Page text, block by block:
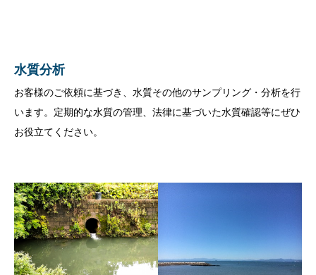
水質分析
お客様のご依頼に基づき、水質その他のサンプリング・分析を行
います。定期的な水質の管理、法律に基づいた水質確認等にぜひ
お役立てください。